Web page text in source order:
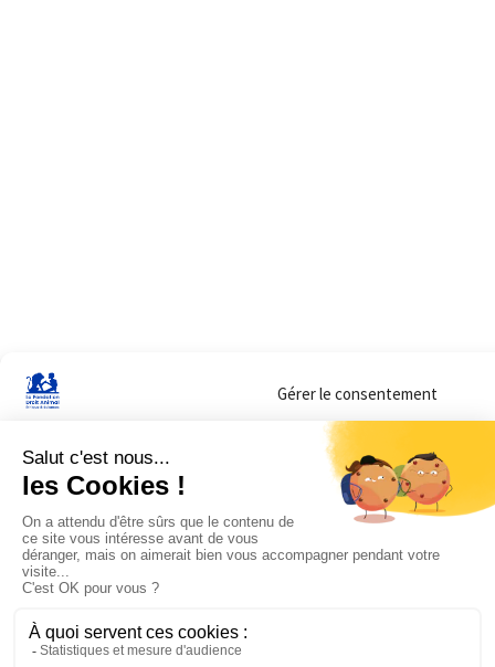
Gérer le consentement
Sur ce site, nous utilisons des cookies pour mesurer notre audience et vous
lorsque vous y consentez. Vous pouvez sélectionner ceux que vous autorisez
navigation.